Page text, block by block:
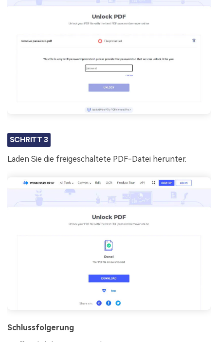
SCHRITT 3
Laden Sie die freigeschaltete PDF-Datei herunter.
Schlussfolgerung